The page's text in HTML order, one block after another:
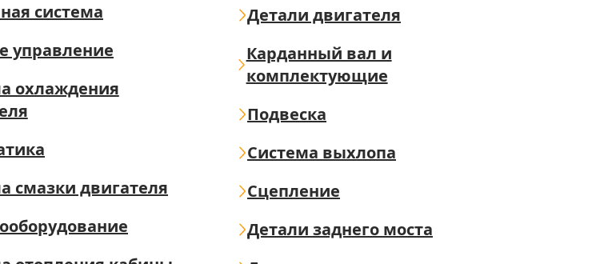
система
управление
охлаждения
смазки двигателя
Детали двигателя
Карданный вал и
комплектующие
Подвеска
Система выхлопа
Сцепление
Детали заднего моста